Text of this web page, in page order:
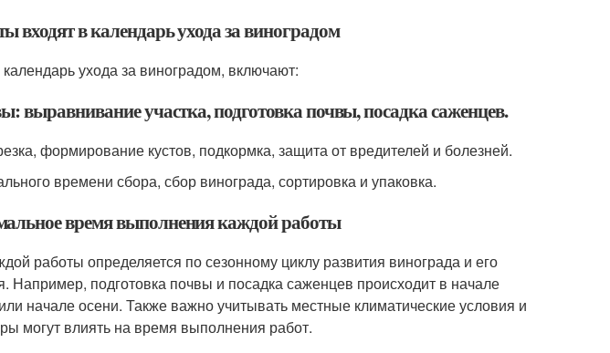
входят в календарь ухода за виноградом
ухода за виноградом, включают:
выравнивание участка, подготовка почвы, посадка саженцев.
формирование кустов, подкормка, защита от вредителей и болезней.
времени сбора, сбор винограда, сортировка и упаковка.
время выполнения каждой работы
работы определяется по сезонному циклу развития винограда и его
Например, подготовка почвы и посадка саженцев происходит в начале
начале осени. Также важно учитывать местные климатические условия и
могут влиять на время выполнения работ.